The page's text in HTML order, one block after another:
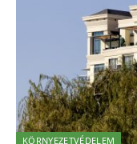
KÖRNYEZETVÉDELEM